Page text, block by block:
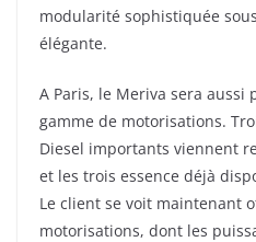
modularité sophistiquée
élégante.
A Paris, le Meriva sera aussi
gamme de motorisations.
Diesel importants viennent
et les trois essence déjà
Le client se voit maintenant
motorisations, dont les